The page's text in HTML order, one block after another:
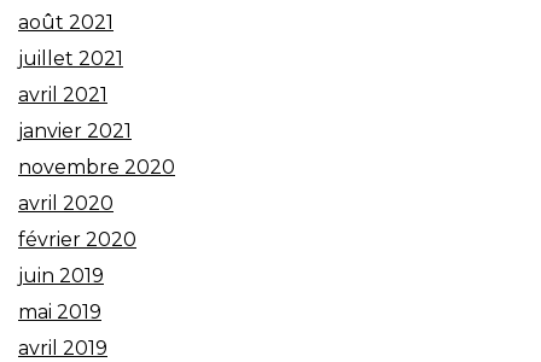
août 2021
juillet 2021
avril 2021
janvier 2021
novembre 2020
avril 2020
février 2020
juin 2019
mai 2019
avril 2019